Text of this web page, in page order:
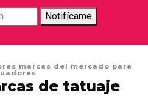
Notifícame
marcas del mercado para
de tatuaje